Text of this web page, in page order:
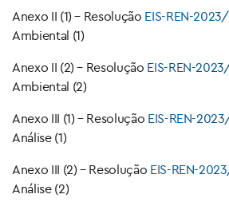
Anexo II (1) – Resolução EIS-REN-
Ambiental (1)
Anexo II (2) – Resolução EIS-REN-
Ambiental (2)
Anexo III (1) – Resolução EIS-REN-
Análise (1)
Anexo III (2) – Resolução EIS-REN-
Análise (2)